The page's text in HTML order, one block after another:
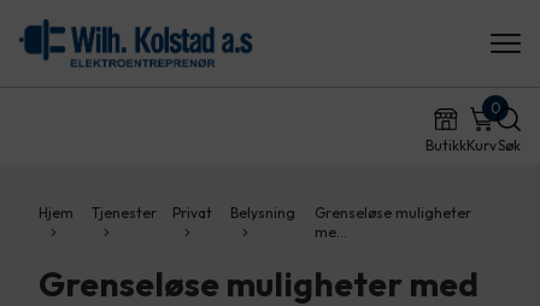
ButikkKurv
0
Søk
Hjem Tjenester Privat Belysning
Grenseløse muligheter
me…
Grenseløse muligheter med